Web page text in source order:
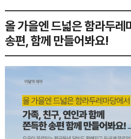
올 가을엔 드넓은 함라두레
송편, 함께 만들어봐요!